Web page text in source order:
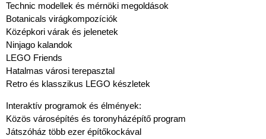
Technic modellek és mérnöki megoldások
Botanicals virágkompozíciók
Középkori várak és jelenetek
Ninjago kalandok
LEGO Friends
Hatalmas városi terepasztal
Retro és klasszikus LEGO készletek
Interaktív programok és élmények:
Közös városépítés és toronyházépítő program
Játszóház több ezer építőkockával